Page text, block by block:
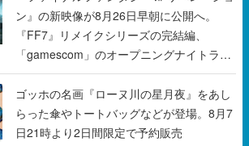
ン』の新映像が8月26日早朝に公開へ。
『FF7』リメイクシリーズの完結編、
「gamescom」のオープニングナイトライ
ブにてディレクターの浜口直樹氏が登壇す
る予定
ゴッホの名画『ローヌ川の星月夜』をあし
らった傘やトートバッグなどが登場。8月7
日21時より2日間限定で予約販売